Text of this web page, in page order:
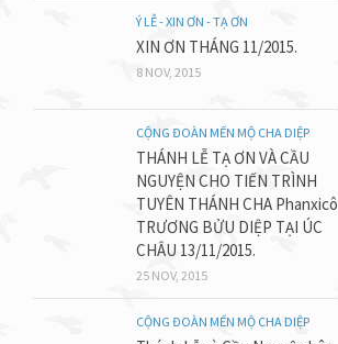
Ý LỄ - XIN ƠN - TẠ ƠN
XIN ƠN THÁNG 11/2015.
8 NOV, 2015
CỘNG ĐOÀN MẾN MỘ CHA DIỆP
THÁNH LỄ TẠ ƠN VÀ CẦU
NGUYỆN CHO TIẾN TRÌNH
TUYÊN THÁNH CHA Phanxicô
TRƯƠNG BỬU DIỆP TẠI ÚC
CHÂU 13/11/2015.
25 NOV, 2015
CỘNG ĐOÀN MẾN MỘ CHA DIỆP